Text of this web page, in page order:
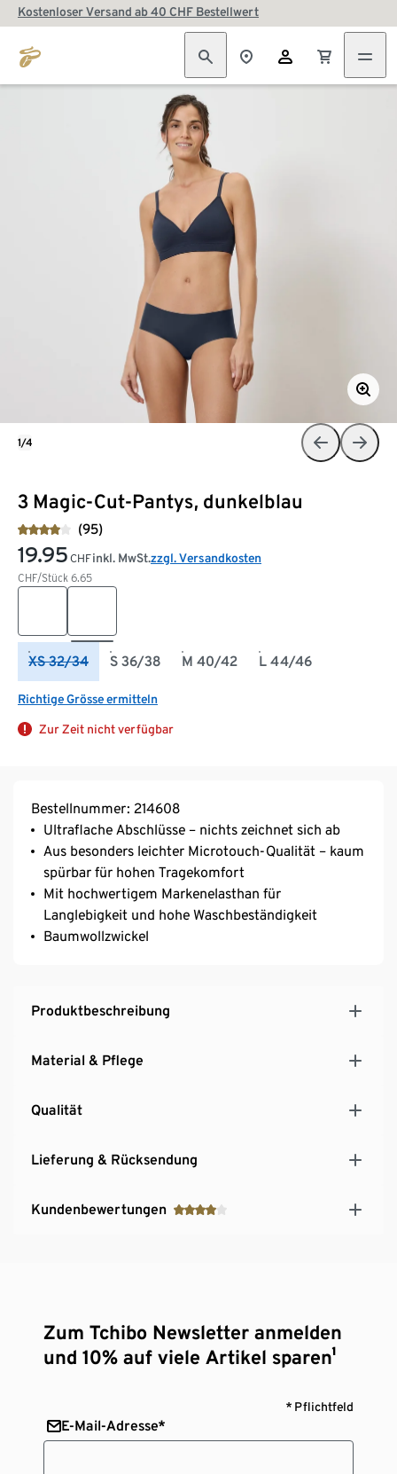
Kostenloser Versand ab 40 CHF Bestellwert
3 Magic-Cut-Pantys, dunkelblau
(95)
19.95 CHF
CHF/Stück 6.65
inkl. MwSt.zzgl. Versandkosten
XS 32/34 S 36/38 M 40/42 L 44/46
Richtige Grösse ermitteln
Zur Zeit nicht verfügbar
1/4
Bestellnummer: 214608
Ultraflache Abschlüsse – nichts zeichnet sich ab
Aus besonders leichter Microtouch-Qualität – kaum
spürbar für hohen Tragekomfort
Mit hochwertigem Markenelasthan für
Langlebigkeit und hohe Waschbeständigkeit
Baumwollzwickel
Produktbeschreibung
Material & Pflege
Qualität
Lieferung & Rücksendung
Kundenbewertungen
Zum Tchibo Newsletter anmelden
und 10% auf viele Artikel sparen¹
* Pflichtfeld
E-Mail-Adresse*